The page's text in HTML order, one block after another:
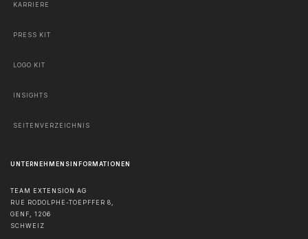
KARRIERE
PRESS KIT
LOGO KIT
INSIGHTS
SEITENVERZEICHNIS
UNTERNEHMENSINFORMATIONEN
TEAM EXTENSION AG
RUE RODOLPHE-TOEPFFER 8,
GENF, 1206
SCHWEIZ